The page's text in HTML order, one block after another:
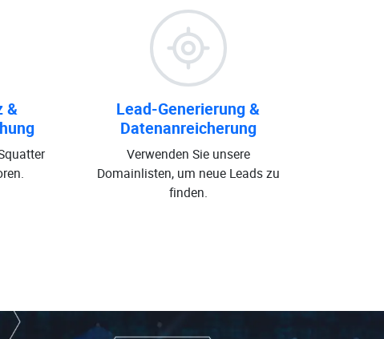
&
Lead-Generierung &
Datenanreicherung
Verwenden Sie unsere
Domainlisten, um neue Leads zu
finden.